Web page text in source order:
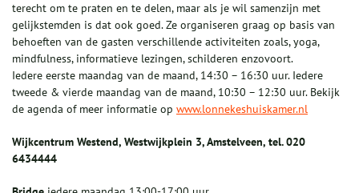
terecht om te praten en te delen, maar als je wil samenzijn met
gelijkstemden is dat ook goed. Ze organiseren graag op basis van
behoeften van de gasten verschillende activiteiten zoals, yoga,
mindfulness, informatieve lezingen, schilderen enzovoort.
Iedere eerste maandag van de maand, 14:30 – 16:30 uur. Iedere
tweede & vierde maandag van de maand, 10:30 – 12:30 uur. Bekijk
de agenda of meer informatie op www.lonnekeshuiskamer.nl
Wijkcentrum Westend, Westwijkplein 3, Amstelveen, tel. 020
6434444